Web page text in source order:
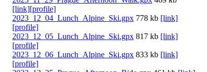
[link][profile]
2023_12_04_Lunch_Alpine_Ski.gpx 778 kb [link]
[profile]
2023_12_05_Lunch_Alpine_Ski.gpx 817 kb [link]
[profile]
2023_12_06_Lunch_Alpine_Ski.gpx 833 kb [link]
[profile]